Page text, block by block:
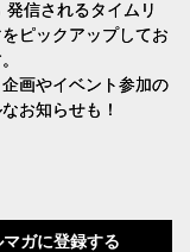
発信されるタイムリ
ピックアップしてお
画やイベント参加の
お知らせも！
マガに登録する